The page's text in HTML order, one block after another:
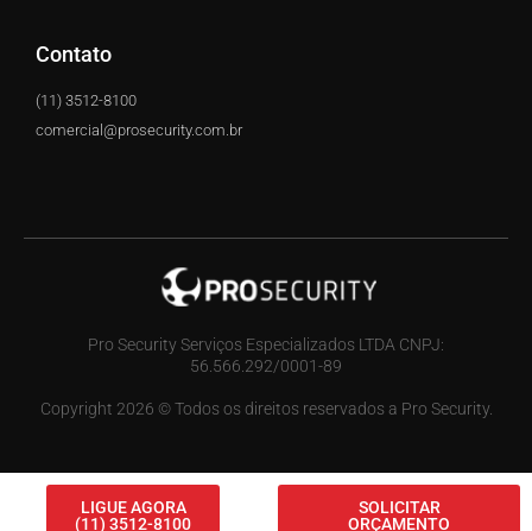
Contato
(11) 3512-8100
comercial@prosecurity.com.br
Pro Security Serviços Especializados LTDA CNPJ:
56.566.292/0001-89
Copyright 2026 © Todos os direitos reservados a Pro Security.
LIGUE AGORA
(11) 3512-8100
SOLICITAR
ORÇAMENTO